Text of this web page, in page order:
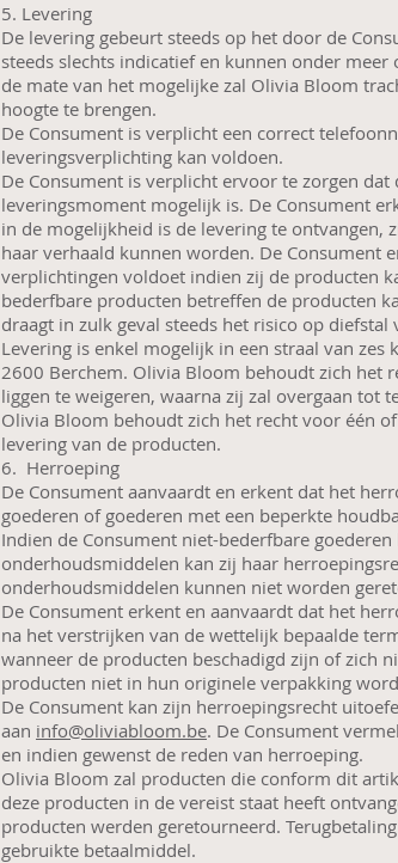
5. Levering
De levering gebeurt steeds op het door de
steeds slechts indicatief en kunnen onder
de mate van het mogelijke zal Olivia Bloom
hoogte te brengen.
De Consument is verplicht een correct
leveringsverplichting kan voldoen.
De Consument is verplicht ervoor te zorgen
leveringsmoment mogelijk is. De Consument
in de mogelijkheid is de levering te ontvangen,
haar verhaald kunnen worden. De Consument
verplichtingen voldoet indien zij de producten
bederfbare producten betreffen de producten
draagt in zulk geval steeds het risico op diefstal
Levering is enkel mogelijk in een straal van
2600 Berchem. Olivia Bloom behoudt zich het
liggen te weigeren, waarna zij zal overgaan tot
Olivia Bloom behoudt zich het recht voor één
levering van de producten.
6. Herroeping
De Consument aanvaardt en erkent dat het
goederen of goederen met een beperkte
Indien de Consument niet-bederfbare
onderhoudsmiddelen kan zij haar
onderhoudsmiddelen kunnen niet worden
De Consument erkent en aanvaardt dat het
na het verstrijken van de wettelijk bepaalde
wanneer de producten beschadigd zijn of zich
producten niet in hun originele verpakking
De Consument kan zijn herroepingsrecht
aan info@oliviabloom.be. De Consument
en indien gewenst de reden van herroeping.
Olivia Bloom zal producten die conform dit
deze producten in de vereist staat heeft
producten werden geretourneerd.
gebruikte betaalmiddel.